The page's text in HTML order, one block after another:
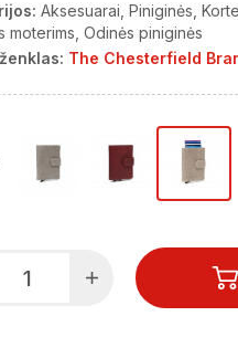
Aksesuarai Piniginės
moterims Odinės piniginės
The Chesterfield